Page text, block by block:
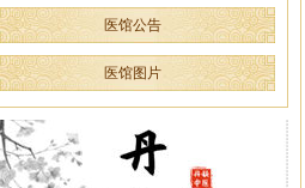
医馆公告
医馆图片